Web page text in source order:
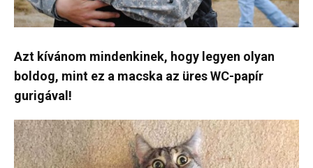
Azt kívánom mindenkinek, hogy legyen olyan
boldog, mint ez a macska az üres WC-papír
gurigával!